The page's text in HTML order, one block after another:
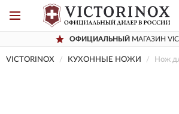
ОФИЦИАЛЬНЫЙ МАГАЗИН
VICTORINOX КУХОННЫЕ НОЖИ Нож